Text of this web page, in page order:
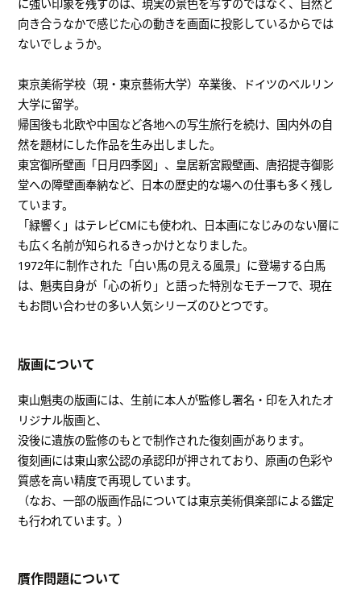
に強い印象を残すのは、現実の景色を写すのではなく、自然と
向き合うなかで感じた心の動きを画面に投影しているからでは
ないでしょうか。
東京美術学校（現・東京藝術大学）卒業後、ドイツのベルリン
大学に留学。
帰国後も北欧や中国など各地への写生旅行を続け、国内外の自
然を題材にした作品を生み出しました。
東宮御所壁画「日月四季図」、皇居新宮殿壁画、唐招提寺御影
堂への障壁画奉納など、日本の歴史的な場への仕事も多く残し
ています。
「緑響く」はテレビCMにも使われ、日本画になじみのない層に
も広く名前が知られるきっかけとなりました。
1972年に制作された「白い馬の見える風景」に登場する白馬
は、魁夷自身が「心の祈り」と語った特別なモチーフで、現在
もお問い合わせの多い人気シリーズのひとつです。
版画について
東山魁夷の版画には、生前に本人が監修し署名・印を入れたオ
リジナル版画と、
没後に遺族の監修のもとで制作された復刻画があります。
復刻画には東山家公認の承認印が押されており、原画の色彩や
質感を高い精度で再現しています。
（なお、一部の版画作品については東京美術俱楽部による鑑定
も行われています。）
贋作問題について